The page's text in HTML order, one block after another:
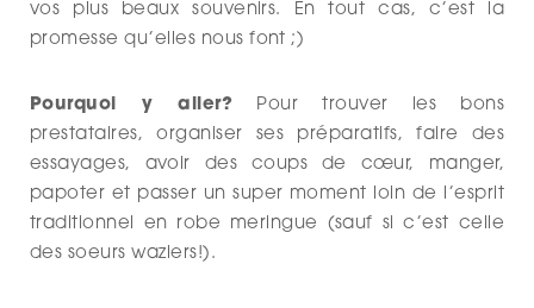
vos plus beaux souvenirs. En tout cas, c’est la
promesse qu’elles nous font ;)
Pourquoi y aller? Pour trouver les bons
prestataires, organiser ses préparatifs, faire des
essayages, avoir des coups de cœur, manger,
papoter et passer un super moment loin de l’esprit
traditionnel en robe meringue (sauf si c’est celle
des soeurs waziers!).